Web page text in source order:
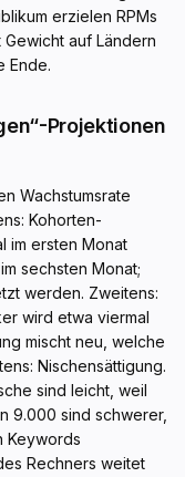
erzielen RPMs
auf Ländern
Ende.
Projektionen
Wachstumsrate
Kohorten-
im ersten Monat
sechsten Monat;
werden. Zweitens:
wird etwa viermal
mischt neu, welche
Nischensättigung.
sind leicht, weil
9.000 sind schwerer,
Keywords
Rechners weitet